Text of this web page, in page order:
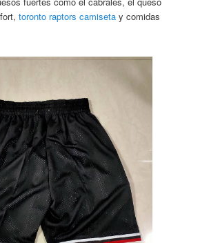
toronto raptors camiseta y comidas